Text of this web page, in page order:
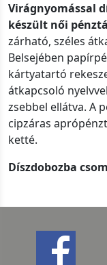
Virágnyomással
készült női
zárható, széles
Belsejében
kártyatartó
átkapcsoló
zsebbel ellátva. A
cipzáras
ketté.
Díszdobozba